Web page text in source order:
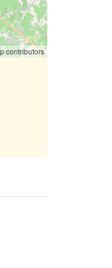
contributors